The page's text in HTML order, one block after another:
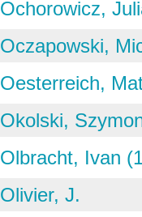
Ochorowicz,
Oczapowski,
Oesterreich,
Okolski,
Olbracht, Ivan
Olivier, J.